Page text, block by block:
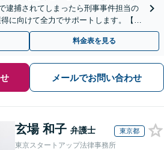
逮捕されてしまったら刑事事件担当の
に向けて全力でサポートします。【毎
海道・東北エリア対応】
料金表を見る
メールでお問い合わせ
玄場 和子 弁護士 東京都
東京スタートアップ法律事務所